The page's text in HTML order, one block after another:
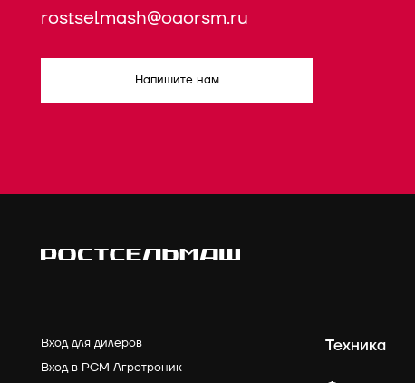
rostselmash@oaorsm.ru
Напишите нам
Вход для дилеров
Вход в РСМ Агротроник
Техника